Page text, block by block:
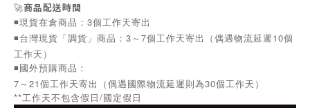
🚀商品配送時間
◾️現貨在倉商品：3個工作天寄出
◾️台灣現貨「調貨」商品：3～7個工作天寄出（偶遇物流延遲10個
工作天）
◾️國外預購商品：
7～21個工作天寄出（偶遇國際物流延遲則為30個工作天）
**工作天不包含假日/國定假日